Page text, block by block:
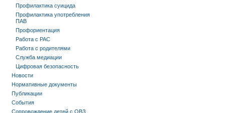
Профилактика суицида
Профилактика употребления
ПАВ
Профориентация
Работа с РАС
Работа с родителями
Служба медиации
Цифровая безопасность
Новости
Нормативные документы
Публикации
События
Сопровождение детей с ОВЗ